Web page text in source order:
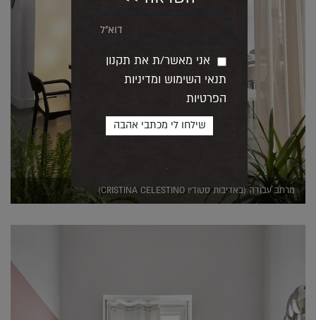
מרחב עבודה (באדיבות סטודיו CRISTINA CELESTINO)
אני מאשר/ת את תקנון
תנאי השימוש ומדיניות
הפרטיות